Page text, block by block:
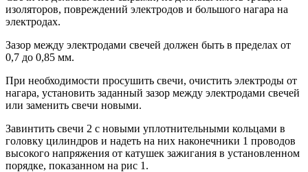
изоляторов, повреждений электродов и большого нагара на
электродах.
Зазор между электродами свечей должен быть в пределах от
0,7 до 0,85 мм.
При необходимости просушить свечи, очистить электроды от
нагара, установить заданный зазор между электродами свечей
или заменить свечи новыми.
Завинтить свечи 2 с новыми уплотнительными кольцами в
головку цилиндров и надеть на них наконечники 1 проводов
высокого напряжения от катушек зажигания в установленном
порядке, показанном на рис 1.